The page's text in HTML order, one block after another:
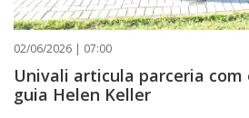
02/06/2026 | 07:00
Univali articula parceria com
guia Helen Keller